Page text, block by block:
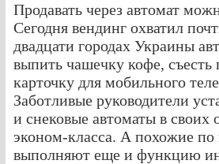
Продавать через автомат
Сегодня вендинг охватил
двадцати городах Украины
выпить чашечку кофе, съесть
карточку для мобильного
Заботливые руководители
и снековые автоматы в своих
эконом-класса. А похожие
выполняют еще и функцию